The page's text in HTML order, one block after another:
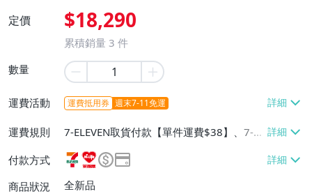
定價 $18,290
累積銷量 3 件
數量
運費活動 運費抵用券 週末7-11免運
運費規則
7-ELEVEN取貨付款【單件運費$38】、7-EL
EVEN取貨不付款【單件運費$38】、萊爾富
取貨付款【單件運費$60】、宅配/貨運【單
件運費$100】、郵局掛號【單件運費$70】
付款方式
商品狀況
全新品